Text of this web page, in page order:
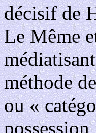
décisif de
Le Même
méthode
ou «